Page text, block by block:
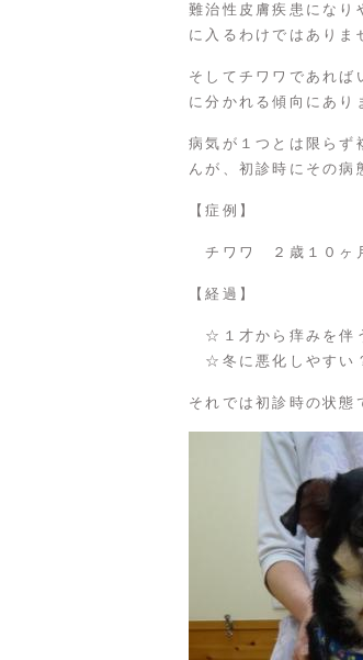
難治性皮膚疾患になり
に入るわけではありま
そしてチワワであれば
に分かれる傾向にあり
病気が１つとは限らず
んが、初診時にその病
【症例】
チワワ ２歳１０ヶ
【経過】
☆１才から痒みを伴
☆冬に悪化しやすい
それでは初診時の状態